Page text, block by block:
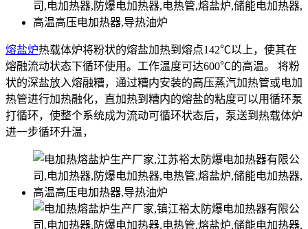
熔盐炉热载体炉将粉状的熔盐加热到熔点142℃以上，使其在
熔融流动状态下循环使用。工作温度可达600℃的高温。 将粉
状的深盐放入熔融糟，通过糟内安装的高压蒸汽加热管或电加
热管进行加热融化，直加热到糟内的熔盐的粘度可以用循环泵
打循环，使整个系统成为流动可循环状态后，泵送到热载体炉
进一步循环升温，